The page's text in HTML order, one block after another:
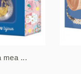
mea ...